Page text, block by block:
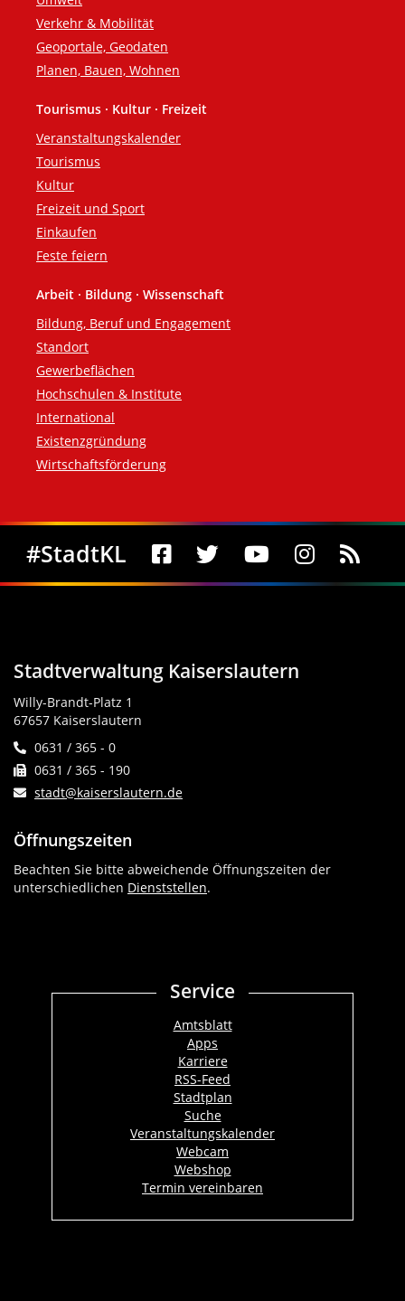
Verkehr & Mobilität
Geoportale, Geodaten
Planen, Bauen, Wohnen
Tourismus · Kultur · Freizeit
Veranstaltungskalender
Tourismus
Kultur
Freizeit und Sport
Einkaufen
Feste feiern
Arbeit · Bildung · Wissenschaft
Bildung, Beruf und Engagement
Standort
Gewerbeflächen
Hochschulen & Institute
International
Existenzgründung
Wirtschaftsförderung
Social Media
#StadtKL
Stadtverwaltung Kaiserslautern
Willy-Brandt-Platz 1
67657 Kaiserslautern
0631 / 365 - 0
0631 / 365 - 190
stadt@kaiserslautern.de
Öffnungszeiten
Beachten Sie bitte abweichende Öffnungszeiten der
unterschiedlichen Dienststellen.
Service
Amtsblatt
Apps
Karriere
RSS-Feed
Stadtplan
Suche
Veranstaltungskalender
Webcam
Webshop
Termin vereinbaren